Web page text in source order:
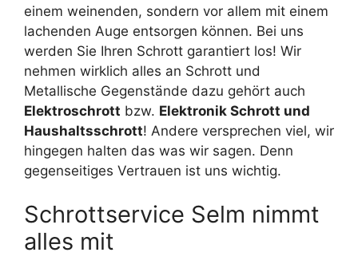
einem weinenden, sondern vor allem mit einem
lachenden Auge entsorgen können. Bei uns
werden Sie Ihren Schrott garantiert los! Wir
nehmen wirklich alles an Schrott und
Metallische Gegenstände dazu gehört auch
Elektroschrott bzw. Elektronik Schrott und
Haushaltsschrott! Andere versprechen viel, wir
hingegen halten das was wir sagen. Denn
gegenseitiges Vertrauen ist uns wichtig.
Schrottservice Selm nimmt
alles mit